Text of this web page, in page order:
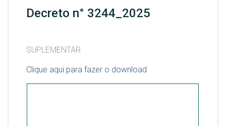
Decreto n° 3244_2025
SUPLEMENTAR
Clique aqui para fazer o download